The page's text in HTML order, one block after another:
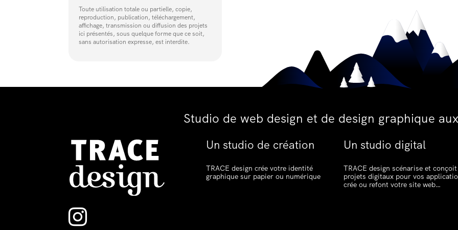
Toute utilisation totale ou partielle, copie,
reproduction, publication, téléchargement,
affichage, transmission ou diffusion des projets
ici présentés, sous quelque forme que ce soit,
sans autorisation expresse, est interdite.
Studio de web design et de design graphique

Un studio de création
TRACE design crée votre identité
graphique sur papier ou numérique
Un studio digital
TRACE design scénarise et
projets digitaux pour vos
crée ou refont votre site web…